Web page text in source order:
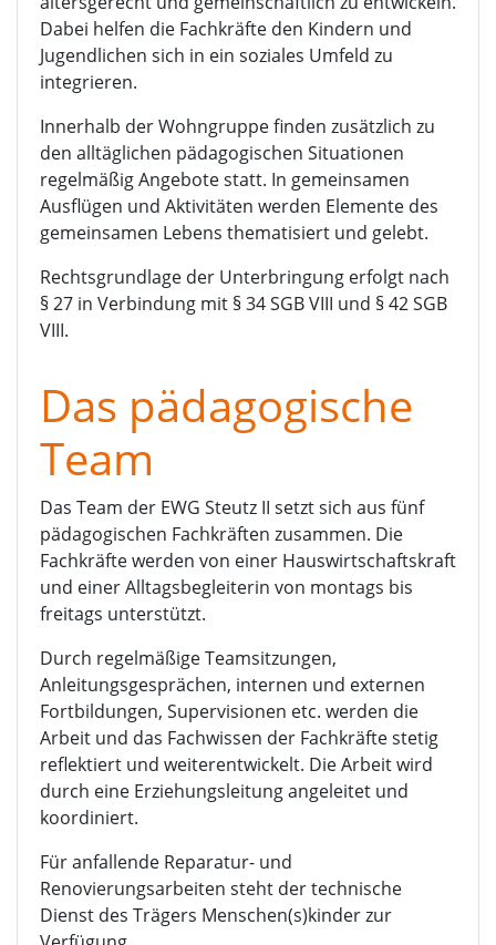
Dabei helfen die Fachkräfte den Kindern und
Jugendlichen sich in ein soziales Umfeld zu
integrieren.
Innerhalb der Wohngruppe finden zusätzlich zu
den alltäglichen pädagogischen Situationen
regelmäßig Angebote statt. In gemeinsamen
Ausflügen und Aktivitäten werden Elemente des
gemeinsamen Lebens thematisiert und gelebt.
Rechtsgrundlage der Unterbringung erfolgt nach
§ 27 in Verbindung mit § 34 SGB VIII und § 42 SGB
VIII.
Das pädagogische
Team
Das Team der EWG Steutz II setzt sich aus fünf
pädagogischen Fachkräften zusammen. Die
Fachkräfte werden von einer Hauswirtschaftskraft
und einer Alltagsbegleiterin von montags bis
freitags unterstützt.
Durch regelmäßige Teamsitzungen,
Anleitungsgesprächen, internen und externen
Fortbildungen, Supervisionen etc. werden die
Arbeit und das Fachwissen der Fachkräfte stetig
reflektiert und weiterentwickelt. Die Arbeit wird
durch eine Erziehungsleitung angeleitet und
koordiniert.
Für anfallende Reparatur- und
Renovierungsarbeiten steht der technische
Dienst des Trägers Menschen(s)kinder zur